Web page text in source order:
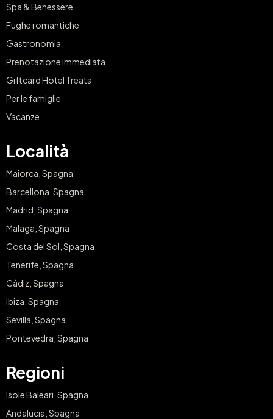
Spa & Benessere
Fughe romantiche
Gastronomia
Prenotazione immediata
Giftcard Hotel Treats
Per le famiglie
Vacanze
Località
Maiorca, Spagna
Barcellona, Spagna
Madrid, Spagna
Malaga, Spagna
Costa del Sol, Spagna
Tenerife, Spagna
Cádiz, Spagna
Ibiza, Spagna
Sevilla, Spagna
Pontevedra, Spagna
Regioni
Isole Baleari, Spagna
Andalucia, Spagna